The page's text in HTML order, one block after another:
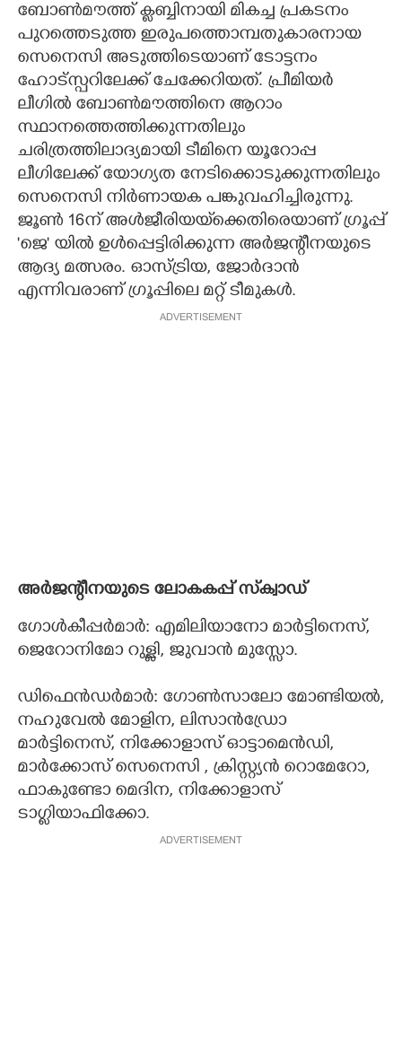
ബോൺമൗത്ത് ക്ലബ്ബിനായി മികച്ച പ്രകടനം
പുറത്തെടുത്ത ഇരുപത്തൊമ്പതുകാരനായ
സെനെസി അടുത്തിടെയാണ് ടോട്ടനം
ഹോട്സ്പറിലേക്ക് ചേക്കേറിയത്. പ്രീമിയർ
ലീഗിൽ ബോൺമൗത്തിനെ ആറാം
സ്ഥാനത്തെത്തിക്കുന്നതിലും
ചരിത്രത്തിലാദ്യമായി ടീമിനെ യൂറോപ്പ
ലീഗിലേക്ക് യോഗ്യത നേടിക്കൊടുക്കുന്നതിലും
സെനെസി നിർണായക പങ്കുവഹിച്ചിരുന്നു.
ജൂൺ 16ന് അൾജീരിയയ്‌ക്കെതിരെയാണ് ഗ്രൂപ്പ്
'ജെ' യിൽ ഉൾപ്പെട്ടിരിക്കുന്ന അർജന്റീനയുടെ
ആദ്യ മത്സരം. ഓസ്ട്രിയ, ജോർദാൻ
എന്നിവരാണ് ഗ്രൂപ്പിലെ മറ്റ് ടീമുകൾ.
ADVERTISEMENT
അർജന്റീനയുടെ ലോകകപ്പ് സ്‌ക്വാഡ്
ഗോൾകീപ്പർമാർ: എമിലിയാനോ മാർട്ടിനെസ്,
ജെറോനിമോ റുള്ളി, ജുവാൻ മുസ്സോ.
ഡിഫെൻഡർമാർ: ഗോൺസാലോ മോണ്ടിയൽ,
നഹുവേൽ മോളിന, ലിസാൻഡ്രോ
മാർട്ടിനെസ്, നിക്കോളാസ് ഓട്ടാമെൻഡി,
മാർക്കോസ് സെനെസി , ക്രിസ്റ്റ്യൻ റൊമേറോ,
ഫാകുണ്ടോ മെദിന, നിക്കോളാസ്
ടാഗ്ലിയാഫിക്കോ.
ADVERTISEMENT